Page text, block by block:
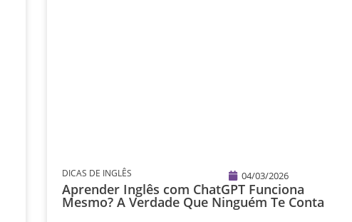
DICAS DE INGLÊS 04/03/2026
Aprender Inglês com ChatGPT Funciona
Mesmo? A Verdade Que Ninguém Te Conta